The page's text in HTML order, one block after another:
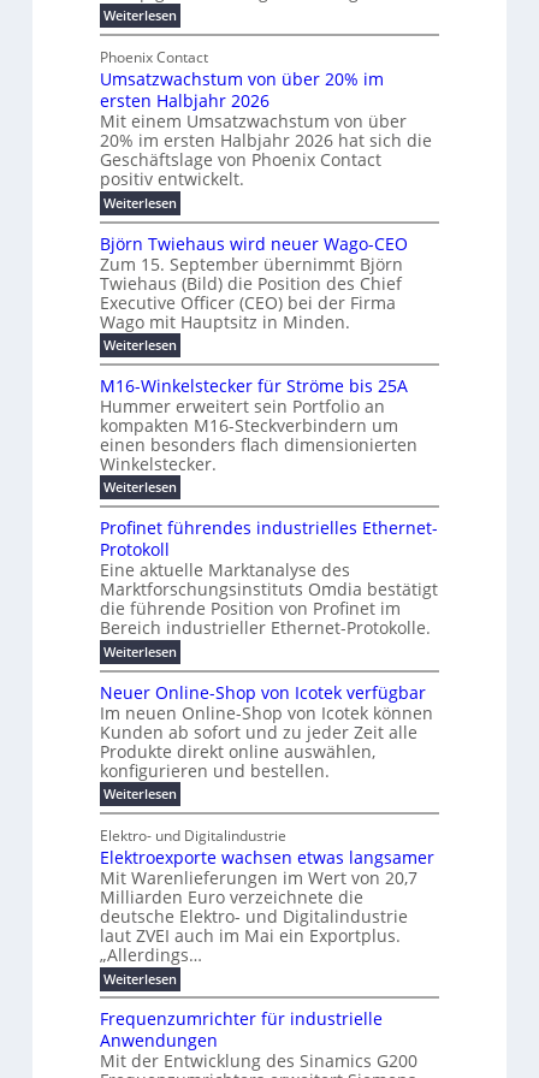
b
r
a
u
c
h
t
m
e
h
T
e
m
p
o
u
n
d
w
e
n
i
e
B
ü
r
o
k
r
a
t
i
e
g
y
H
u
b
f
ü
r
m
o
d
e
r
n
e
E
n
r
g
i
e
l
ö
s
n
g
e
n
l
t
N
H
-
S
i
c
e
r
u
n
g
s
l
a
s
t
s
c
h
a
l
l
e
i
s
t
e
n
e
e
i
l
i
g
u
n
g
b
e
m
2
0
2
6
E
u
r
o
p
e
E
t
h
e
r
c
a
t
P
l
u
F
e
s
t
Weiterlesen:
M
h
r
f
a
c
h
d
u
r
c
f
ü
h
r
u
n
g
e
n
f
ü
r
e
ff
i
z
i
e
t
e
r
e
s
K
a
b
e
l
m
a
n
g
m
e
n
t
Phoenix Contact
Umsatzwachstum von über 20% im
ersten Halbjahr 2026
Mit einem Umsatzwachstum von über
20% im ersten Halbjahr 2026 hat sich die
Geschäftslage von Phoenix Contact
positiv entwickelt.
Weiterlesen:
U
m
s
a
z
w
a
c
h
s
t
u
m
v
o
n
ü
b
e
2
0
%
i
m
e
r
s
e
n
H
a
l
b
a
h
r
2
0
2
6
Björn Twiehaus wird neuer Wago-CEO
Zum 15. September übernimmt Björn
Twiehaus (Bild) die Position des Chief
Executive Officer (CEO) bei der Firma
Wago mit Hauptsitz in Minden.
Weiterlesen:
B
ö
r
n
T
w
i
e
h
a
s
w
i
r
d
e
e
W
a
g
o
-
C
E
M16-Winkelstecker für Ströme bis 25A
Hummer erweitert sein Portfolio an
kompakten M16-Steckverbindern um
einen besonders flach dimensionierten
Winkelstecker.
Weiterlesen:
M
1
6
W
i
n
k
e
l
s
t
e
c
k
e
r
ü
S
t
r
ö
m
e
b
i
2
A
Profinet führendes industrielles Ethernet-
Protokoll
Eine aktuelle Marktanalyse des
Marktforschungsinstituts Omdia bestätigt
die führende Position von Profinet im
Bereich industrieller Ethernet-Protokolle.
Weiterlesen:
P
r
o
i
n
e
t
f
ü
h
r
e
n
d
e
s
i
n
d
u
s
t
r
i
Neuer Online-Shop von Icotek verfügbar
Im neuen Online-Shop von Icotek können
Kunden ab sofort und zu jeder Zeit alle
Produkte direkt online auswählen,
konfigurieren und bestellen.
Weiterlesen:
N
e
u
e
r
O
n
i
n
e
-
S
h
o
p
Elektro- und Digitalindustrie
Elektroexporte wachsen etwas langsamer
Mit Warenlieferungen im Wert von 20,7
Milliarden Euro verzeichnete die
deutsche Elektro- und Digitalindustrie
laut ZVEI auch im Mai ein Exportplus.
„Allerdings…
Weiterlesen:
E
e
k
t
Frequenzumrichter für industrielle
Anwendungen
Mit der Entwicklung des Sinamics G200